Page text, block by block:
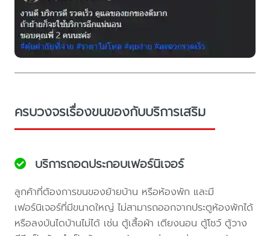
ครบวงจรเรื่องขนของกับบริการเสริม
บริการถอดประกอบเฟอร์นิเจอร์
ลูกค้าที่ต้องการขนของย้ายบ้าน หรือห้องพัก และมี
เฟอร์นิเจอร์ที่มีขนาดใหญ่ ไม่สามารถออกจากประตูห้องพักได้
หรือลงบันไดบ้านไม่ได้ เช่น ตู้เสื้อผ้า เตียงนอน ตู้โชว์ ตู้วาง